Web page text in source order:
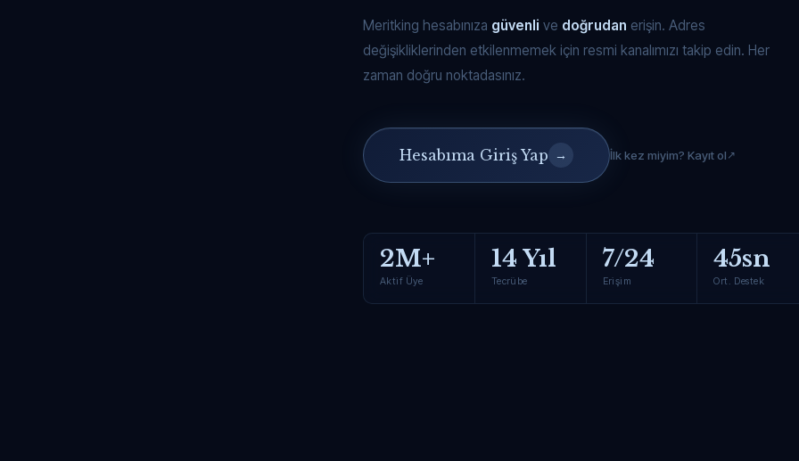
Meritking hesabınıza güvenli ve doğrudan erişin. Adres
değişikliklerinden etkilenmemek için resmi kanalımızı takip edin. Her
zaman doğru noktadasınız.
Hesabıma Giriş Yap → İlk kez miyim? Kayıt ol
2M+
Aktif Üye
14 Yıl
Tecrübe
7/24
Erişim
45sn
Ort. Destek